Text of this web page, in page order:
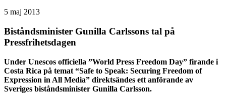
5 maj 2013
Biståndsminister Gunilla Carlssons tal på
Pressfrihetsdagen
Under Unescos officiella ”World Press Freedom Day” firande i
Costa Rica på temat “Safe to Speak: Securing Freedom of
Expression in All Media” direktsändes ett anförande av
Sveriges biståndsminister Gunilla Carlsson.